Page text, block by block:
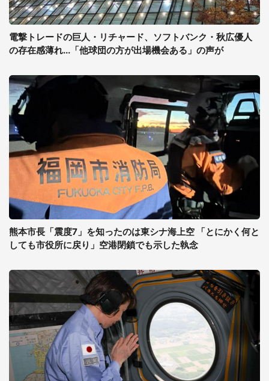
電撃トレードの巨人・リチャード、ソフトバンク・秋広優人
の存在感薄れ...「他球団の方が出場機会ある」の声が
熊本市長「震度7」を知ったのは東シナ海上空 「とにかく何と
しても市役所に戻り」空港閉鎖でも示した執念